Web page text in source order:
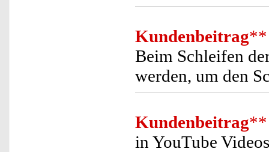
Kundenbeitrag**
Beim Schleifen
werden, um den
Kundenbeitrag**
in YouTube